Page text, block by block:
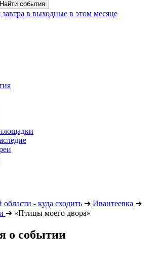
завтра в выходные в этом месяце
- куда сходить ➔ Ивантеевка ➔
➔ «Птицы моего двора»
о событии